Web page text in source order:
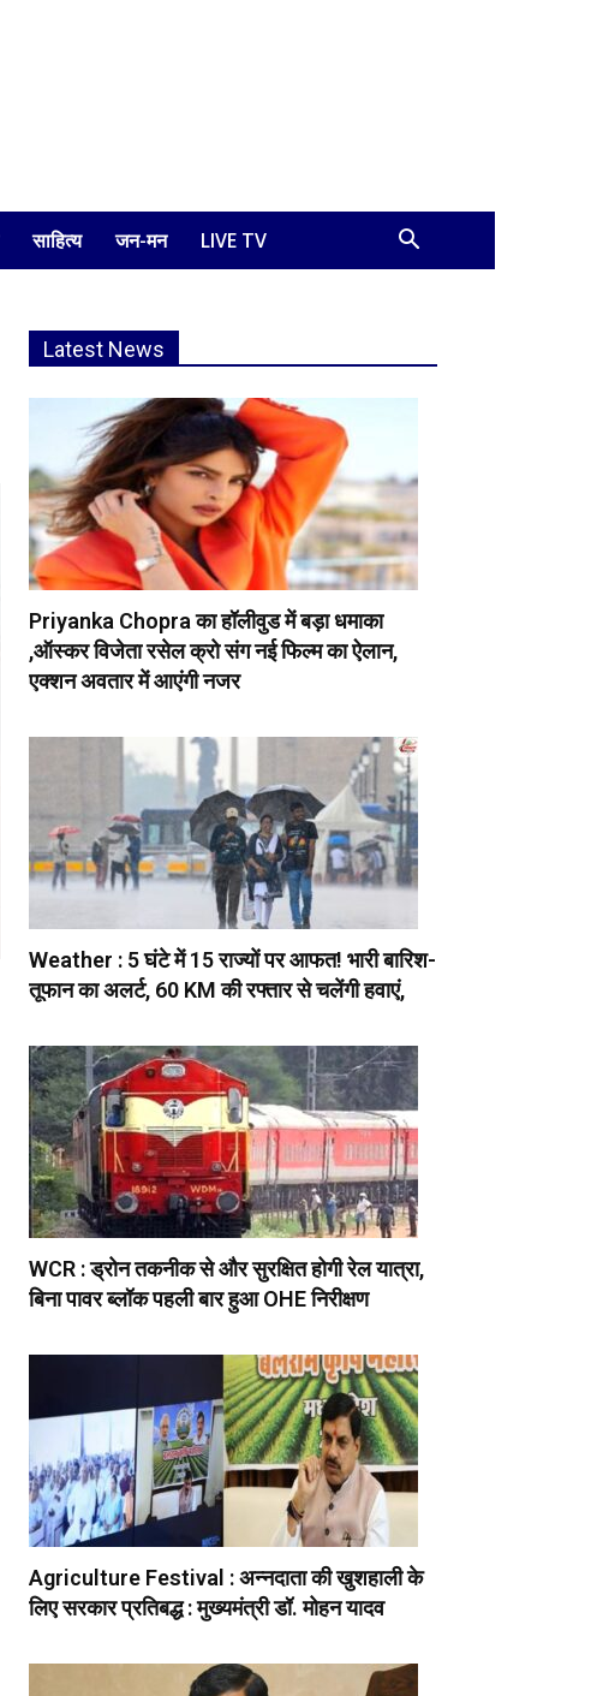
साहित्य जन-मन LIVE TV
Latest News
Priyanka Chopra का हॉलीवुड में बड़ा धमाका
,ऑस्कर विजेता रसेल क्रो संग नई फिल्म का ऐलान,
एक्शन अवतार में आएंगी नजर
Weather : 5 घंटे में 15 राज्यों पर आफत! भारी बारिश-
तूफान का अलर्ट, 60 KM की रफ्तार से चलेंगी हवाएं,
WCR : ड्रोन तकनीक से और सुरक्षित होगी रेल यात्रा,
बिना पावर ब्लॉक पहली बार हुआ OHE निरीक्षण
Agriculture Festival : अन्नदाता की खुशहाली के
लिए सरकार प्रतिबद्ध : मुख्यमंत्री डॉ. मोहन यादव